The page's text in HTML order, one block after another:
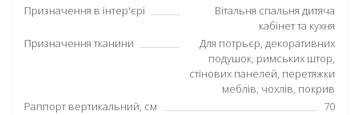
Призначення в інтер'єрі
Вітальня спальня дитяча
кабінет та кухня
Призначення тканини
Для потрьєр, декоративних
подушок, римських штор,
стінових панелей, перетяжки
меблів, чохлів, покрив
Раппорт вертикальний, см
70